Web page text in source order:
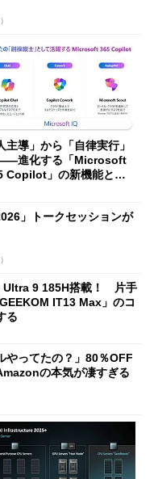
主導」から「自律実行」
進化する「Microsoft
Copilot」の新機能とエ
」トークセッションが
Ultra 9 185H搭載！ 片手
IT13 Max」のコ
る
やってたの？」80％OFF
の本気が凄すぎる